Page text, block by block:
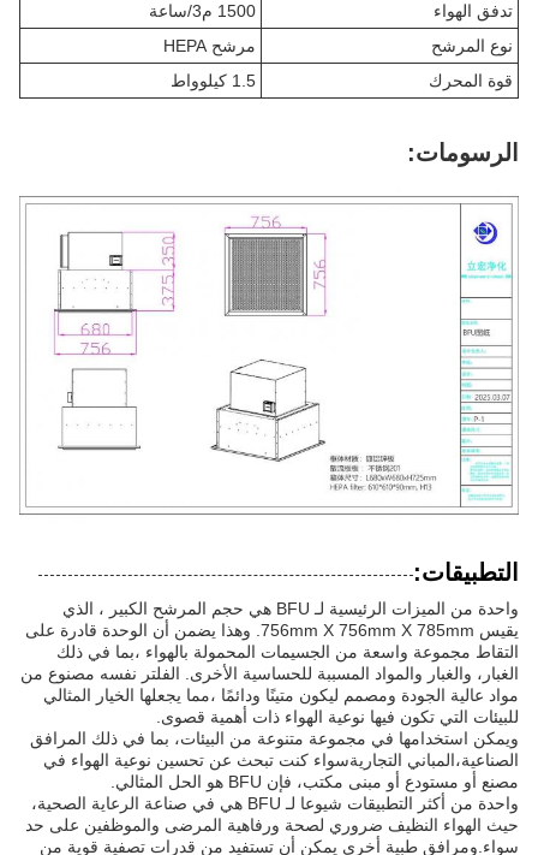
تدفق الهواء
1500 م3/ساعة
نوع المرشح
مرشح HEPA
قوة المحرك
1.5 كيلوواط
الرسومات:
التطبيقات:
واحدة من الميزات الرئيسية لـ BFU هي حجم المرشح الكبير ، الذي
يقيس 756mm X 756mm X 785mm. وهذا يضمن أن الوحدة قادرة على
التقاط مجموعة واسعة من الجسيمات المحمولة بالهواء ،بما في ذلك
الغبار، والغبار والمواد المسببة للحساسية الأخرى. الفلتر نفسه مصنوع من
مواد عالية الجودة ومصمم ليكون متينًا ودائمًا ،مما يجعلها الخيار المثالي
للبيئات التي تكون فيها نوعية الهواء ذات أهمية قصوى.
ويمكن استخدامها في مجموعة متنوعة من البيئات، بما في ذلك المرافق
الصناعية،المباني التجاريةسواء كنت تبحث عن تحسين نوعية الهواء في
مصنع أو مستودع أو مبنى مكتب، فإن BFU هو الحل المثالي.
واحدة من أكثر التطبيقات شيوعا لـ BFU هي في صناعة الرعاية الصحية،
حيث الهواء النظيف ضروري لصحة ورفاهية المرضى والموظفين على حد
سواء.ومرافق طبية أخرى يمكن أن تستفيد من قدرات تصفية قوية من